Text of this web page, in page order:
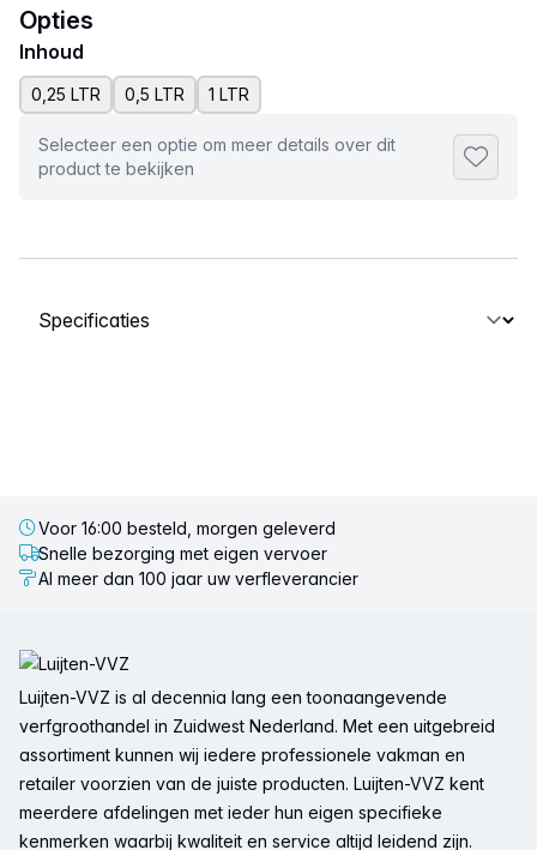
Opties
Inhoud
0,25 LTR 0,5 LTR 1 LTR
Selecteer een optie om meer details over dit
product te bekijken
Selecteer een tabblad
Voor 16:00 besteld, morgen geleverd
Snelle bezorging met eigen vervoer
Al meer dan 100 jaar uw verfleverancier
Luijten-VVZ is al decennia lang een toonaangevende
verfgroothandel in Zuidwest Nederland. Met een uitgebreid
assortiment kunnen wij iedere professionele vakman en
retailer voorzien van de juiste producten. Luijten-VVZ kent
meerdere afdelingen met ieder hun eigen specifieke
kenmerken waarbij kwaliteit en service altijd leidend zijn.